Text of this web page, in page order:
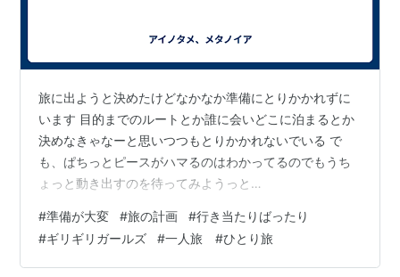
旅に出ようと決めたけどなかなか準備にとりかかれずに
います 目的までのルートとか誰に会いどこに泊まるとか
決めなきゃなーと思いつつもとりかかれないでいる で
も、ぱちっとピースがハマるのはわかってるのでもうち
ょっと動き出すのを待ってみようっと
のは毎度のことなんですけどね
manapeace24.hatenablog.com 今日はここまで、また
明日！
#準備が大変 #旅の計画 #行き当たりばったり
#ギリギリガールズ #一人旅 #ひとり旅